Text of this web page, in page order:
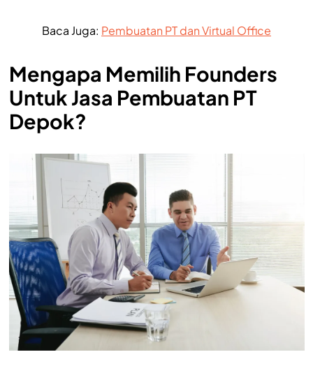
Baca Juga: Pembuatan PT dan Virtual Office
Mengapa Memilih Founders
Untuk Jasa Pembuatan PT
Depok?